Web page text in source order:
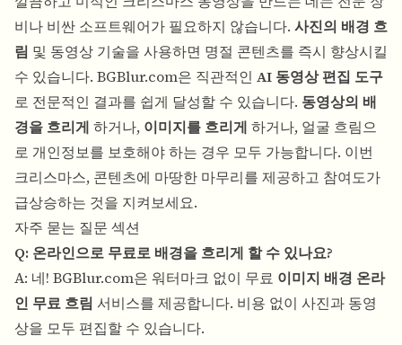
비나 비싼 소프트웨어가 필요하지 않습니다. 사진의 배경 흐
림 및 동영상 기술을 사용하면 명절 콘텐츠를 즉시 향상시킬
수 있습니다. BGBlur.com은 직관적인 AI 동영상 편집 도구
로 전문적인 결과를 쉽게 달성할 수 있습니다. 동영상의 배
경을 흐리게 하거나, 이미지를 흐리게 하거나, 얼굴 흐림으
로 개인정보를 보호해야 하는 경우 모두 가능합니다. 이번
크리스마스, 콘텐츠에 마땅한 마무리를 제공하고 참여도가
급상승하는 것을 지켜보세요.
자주 묻는 질문 섹션
Q: 온라인으로 무료로 배경을 흐리게 할 수 있나요?
A: 네! BGBlur.com은 워터마크 없이 무료 이미지 배경 온라
인 무료 흐림 서비스를 제공합니다. 비용 없이 사진과 동영
상을 모두 편집할 수 있습니다.